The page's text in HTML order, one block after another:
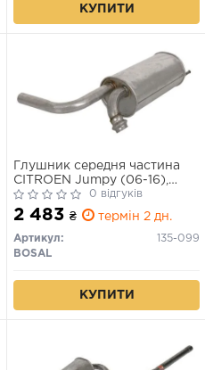
КУПИТИ
Глушник середня частина
CITROEN Jumpy (06-16),
FIAT Scudo (06-16),
PEUGEOT Expert (06-16)
(135-099) BOSAL
0 відгуків
2 483 ₴ термін 2 дн.
Артикул:
135-099
BOSAL
КУПИТИ